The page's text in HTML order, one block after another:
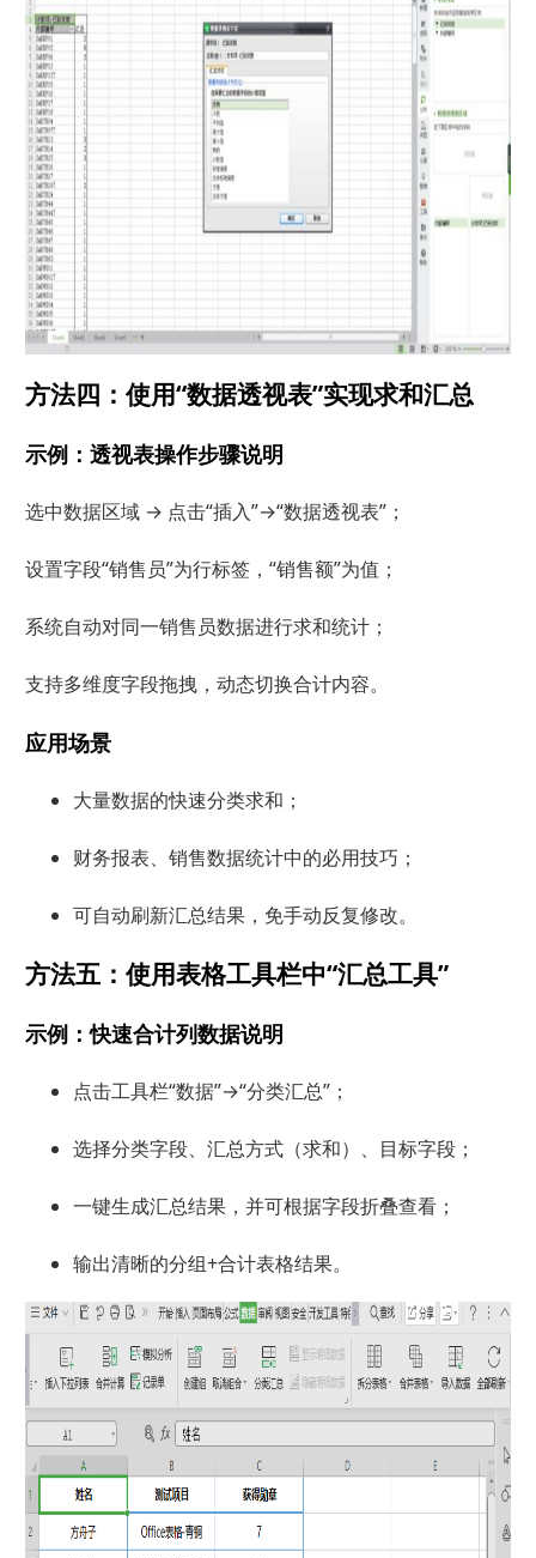
方法四：使用“数据透视表”实现求和汇总
示例：透视表操作步骤说明
选中数据区域 → 点击“插入”→“数据透视表”；
设置字段“销售员”为行标签，“销售额”为值；
系统自动对同一销售员数据进行求和统计；
支持多维度字段拖拽，动态切换合计内容。
应用场景
大量数据的快速分类求和；
财务报表、销售数据统计中的必用技巧；
可自动刷新汇总结果，免手动反复修改。
方法五：使用表格工具栏中“汇总工具”
示例：快速合计列数据说明
点击工具栏“数据”→“分类汇总”；
选择分类字段、汇总方式（求和）、目标字段；
一键生成汇总结果，并可根据字段折叠查看；
输出清晰的分组+合计表格结果。